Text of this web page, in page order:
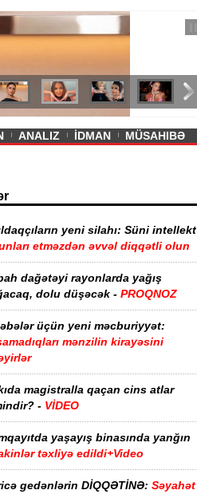
qısa ətəyi tənqid olundu -
ANALIZ İDMAN MÜSAHIBƏ
yeni silahı: Süni intellekt
etməzdən əvvəl diqqətli olun
dağətəyi rayonlarda yağış
dolu düşəcək - PROQNOZ
üçün yeni məcburiyyət:
mənzilin kirayəsini
magistralla qaçan cins atlar
- VİDEO
yaşayış binasında yanğın
təxliyə edildi+Video
gedənlərin DİQQƏTİNƏ: Səyahət